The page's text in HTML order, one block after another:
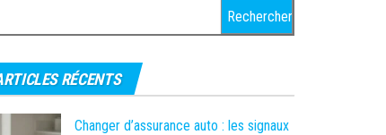
RÉCENTS
Changer d’assurance auto : les signaux